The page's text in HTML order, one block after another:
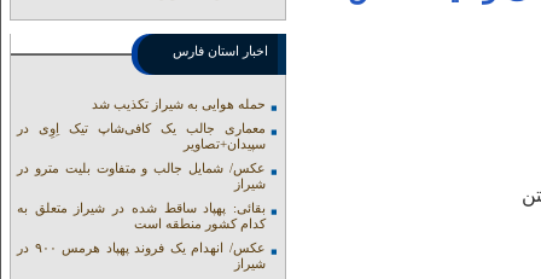
اخبار استان فارس
حمله هوایی به شیراز تکذیب شد
معماری جالب یک کافی‌شاپ تیک اِوِی در
سپیدان+تصاویر
عکس/ شمایل جالب و متفاوت بلیت مترو در
شیراز
بقائی: پهپاد ساقط شده در شیراز متعلق به
کدام کشور منطقه است
عکس/ انهدام یک فروند پهپاد هرمس ۹۰۰ در
شیراز